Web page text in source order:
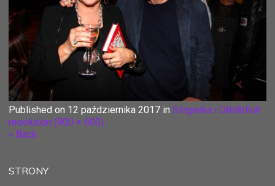
Published on 12 października 2017 in Singielka i OtelloFull
resolution (900 × 600)
« Back
STRONY